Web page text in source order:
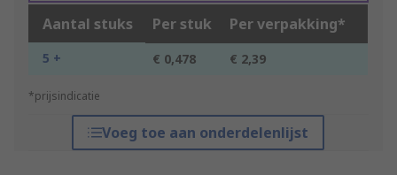
Aantal stuks Per stuk Per verpakking*
5 + € 0,478 € 2,39
*prijsindicatie
Voeg toe aan onderdelenlijst